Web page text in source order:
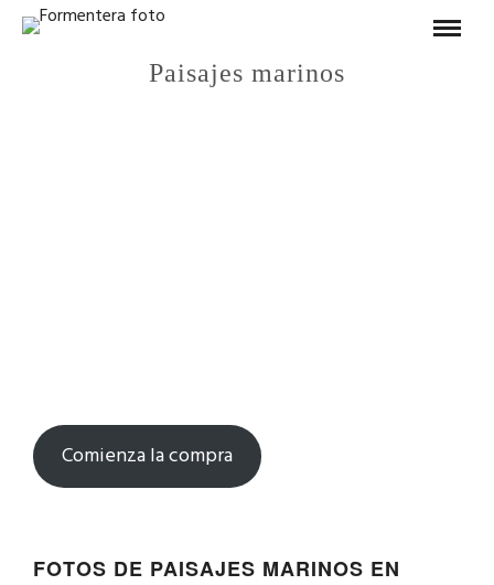
Paisajes marinos
Comienza la compra
FOTOS DE PAISAJES MARINOS EN